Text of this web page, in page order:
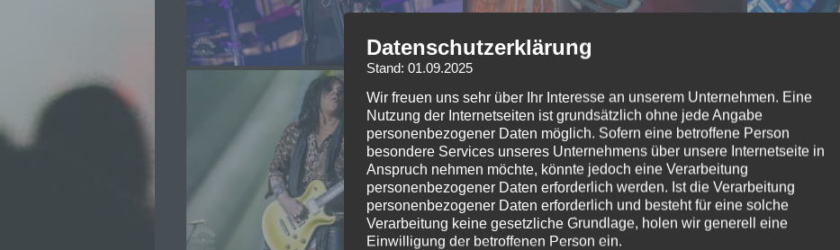
Datenschutzerklärung
Stand: 01.09.2025
Wir freuen uns sehr über Ihr Interesse an unserem Unternehmen. Eine
Nutzung der Internetseiten ist grundsätzlich ohne jede Angabe
personenbezogener Daten möglich. Sofern eine betroffene Person
besondere Services unseres Unternehmens über unsere Internetseite in
Anspruch nehmen möchte, könnte jedoch eine Verarbeitung
personenbezogener Daten erforderlich werden. Ist die Verarbeitung
personenbezogener Daten erforderlich und besteht für eine solche
Verarbeitung keine gesetzliche Grundlage, holen wir generell eine
Einwilligung der betroffenen Person ein.